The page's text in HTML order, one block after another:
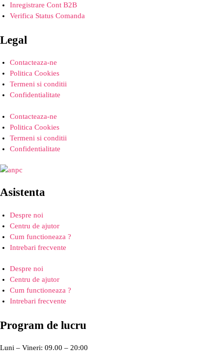
Inregistrare Cont B2B
Verifica Status Comanda
Legal
Contacteaza-ne
Politica Cookies
Termeni si conditii
Confidentialitate
Contacteaza-ne
Politica Cookies
Termeni si conditii
Confidentialitate
Asistenta
Despre noi
Centru de ajutor
Cum functioneaza ?
Intrebari frecvente
Despre noi
Centru de ajutor
Cum functioneaza ?
Intrebari frecvente
Program de lucru
Luni – Vineri: 09.00 – 20:00